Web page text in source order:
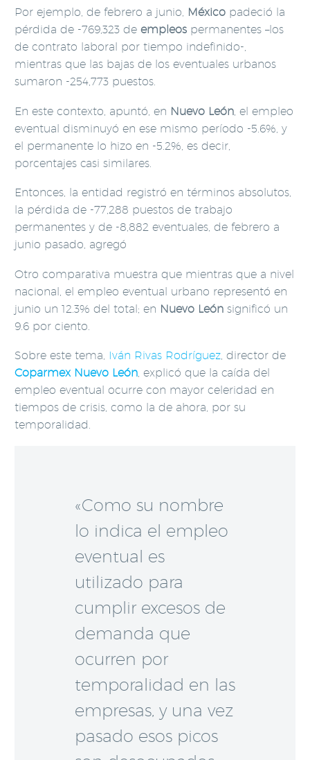
Por ejemplo, de febrero a junio, México padeció la
pérdida de -769,323 de empleos permanentes –los
de contrato laboral por tiempo indefinido-,
mientras que las bajas de los eventuales urbanos
sumaron -254,773 puestos.
En este contexto, apuntó, en Nuevo León , el empleo
eventual disminuyó en ese mismo período -5.6%, y
el permanente lo hizo en -5.2%, es decir,
porcentajes casi similares.
Entonces, la entidad registró en términos absolutos,
la pérdida de -77,288 puestos de trabajo
permanentes y de -8,882 eventuales, de febrero a
junio pasado, agregó
Otro comparativa muestra que mientras que a nivel
nacional, el empleo eventual urbano representó en
junio un 12.3% del total; en Nuevo León significó un
9.6 por ciento.
Sobre este tema, Iván Rivas Rodríguez, director de
Coparmex Nuevo León, explicó que la caída del
empleo eventual ocurre con mayor celeridad en
tiempos de crisis, como la de ahora, por su
temporalidad.
«Como su nombre
lo indica el empleo
eventual es
utilizado para
cumplir excesos de
demanda que
ocurren por
temporalidad en las
empresas, y una vez
pasado esos picos